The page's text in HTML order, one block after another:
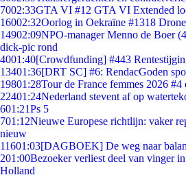
7002:33GTA VI #12 GTA VI Extended
16002:32Oorlog in Oekraïne #1318
14902:09NPO-manager Menno de Boer
dick-pic rond
4001:40[Crowdfunding] #443
13401:36[DRT SC] #6: RendacGoden
19801:28Tour de France femmes 2026 #4
22401:24Nederland stevent af op
601:21Ps 5
701:12Nieuwe Europese richtlijn: vaker
nieuw
11601:03[DAGBOEK] De weg naar
201:00Bezoeker verliest deel van vinger
Holland